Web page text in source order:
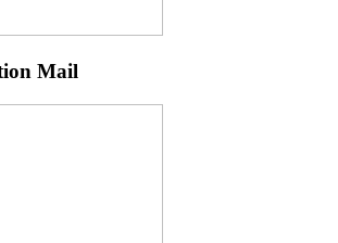
Mail